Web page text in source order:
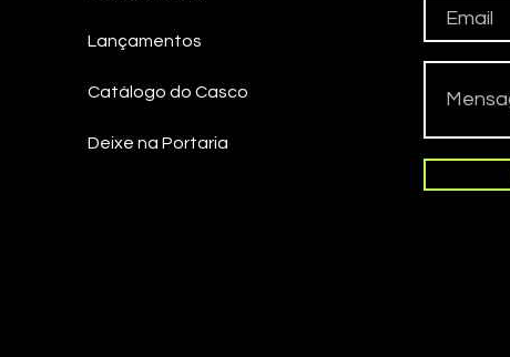
Lançamentos
Catálogo do Casco
Deixe na Portaria